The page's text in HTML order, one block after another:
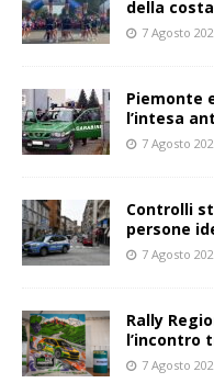
della
7 Agosto
Piemonte
l’intesa
7 Agosto
Controlli
persone
7 Agosto
Rally
l’incontro
7 Agosto